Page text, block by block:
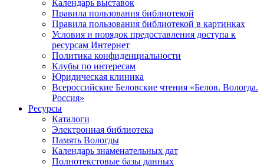
Календарь выставок
Правила пользования библиотекой
Правила пользования библиотекой в картинках
Условия и порядок предоставления доступа к
ресурсам Интернет
Политика конфиденциальности
Клубы по интересам
Юридическая клиника
Всероссийские Беловские чтения «Белов. Вологда.
Россия»
Ресурсы
Каталоги
Электронная библиотека
Память Вологды
Календарь знаменательных дат
Полнотекстовые базы данных